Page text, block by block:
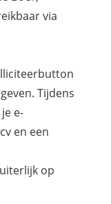
via
Tijdens
e-
en een
op